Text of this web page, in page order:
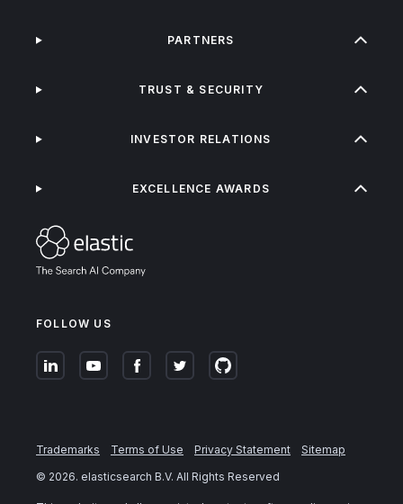
FOLLOW US
PARTNERS
TRUST & SECURITY
INVESTOR RELATIONS
EXCELLENCE AWARDS
Trademarks Terms of Use Privacy Statement
Sitemap
© 2026. elasticsearch B.V. All Rights Reserved